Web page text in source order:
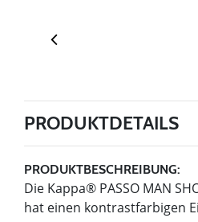
PRODUKTDETAILS
PRODUKTBESCHREIBUNG:
Die Kappa® PASSO MAN
hat einen kontrastfarbigen